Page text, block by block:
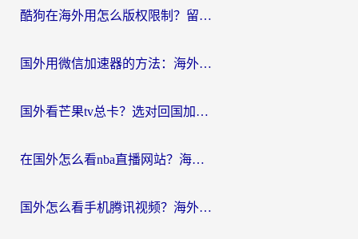
酷狗在海外用怎么版权限制？留学生亲测：3步解决听国内音乐难题
国外用微信加速器的方法：海外党无缝连接国内生活的实用指南
国外看芒果tv总卡？选对回国加速器，轻松追《浪姐》不费劲
在国外怎么看nba直播网站？海外党专属体育观赛指南，告别地区限制！
国外怎么看手机腾讯视频？海外党亲测有效的追剧加速器选择指南